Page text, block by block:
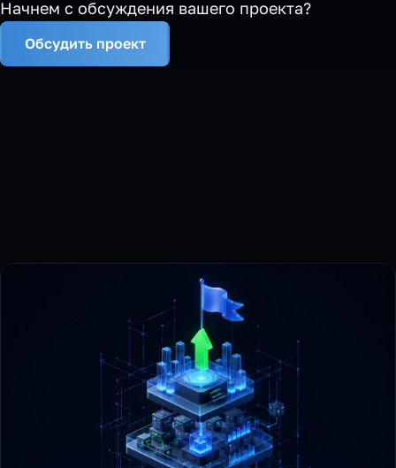
Начнем с обсуждения вашего проекта?
Обсудить проект